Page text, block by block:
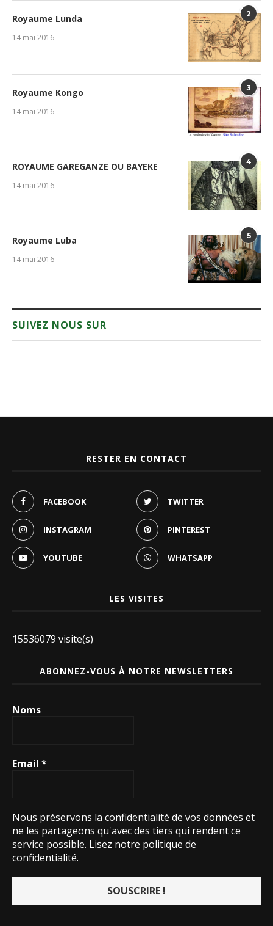
2
Royaume Lunda
14 mai 2016
3
Royaume Kongo
14 mai 2016
4
ROYAUME GAREGANZE OU BAYEKE
14 mai 2016
5
Royaume Luba
14 mai 2016
SUIVEZ NOUS SUR
RESTER EN CONTACT
FACEBOOK TWITTER
INSTAGRAM PINTEREST
YOUTUBE WHATSAPP
LES VISITES
15536079 visite(s)
ABONNEZ-VOUS À NOTRE NEWSLETTERS
Noms
Email *
Nous préservons la confidentialité de vos données et
ne les partageons qu'avec des tiers qui rendent ce
service possible. Lisez notre politique de
confidentialité.